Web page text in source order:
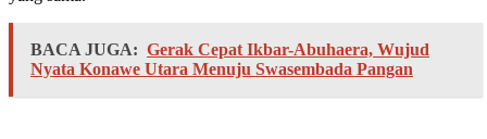
BACA JUGA: Gerak Cepat Ikbar-Abuhaera, Wujud
Nyata Konawe Utara Menuju Swasembada Pangan